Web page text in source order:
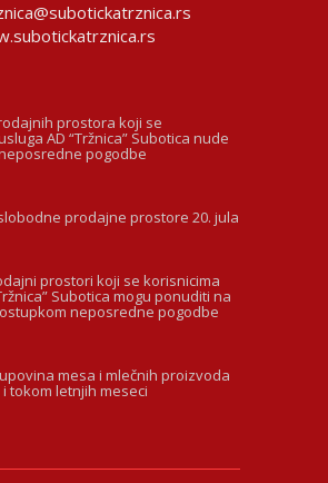
prostora koji se
AD “Tržnica” Subotica nude
pogodbe
prodajne prostore 20. jula
prostori koji se korisnicima
Subotica mogu ponuditi na
neposredne pogodbe
mesa i mlečnih proizvoda
tokom letnjih meseci